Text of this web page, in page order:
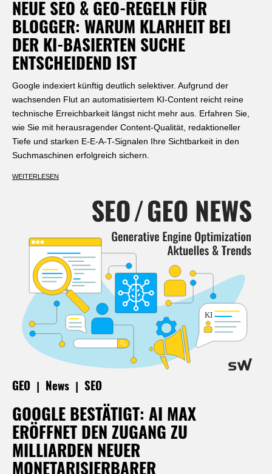
NEUE SEO & GEO-REGELN FÜR
BLOGGER: WARUM KLARHEIT BEI
DER KI-BASIERTEN SUCHE
ENTSCHEIDEND IST
Google indexiert künftig deutlich selektiver. Aufgrund der
wachsenden Flut an automatisiertem KI-Content reicht reine
technische Erreichbarkeit längst nicht mehr aus. Erfahren Sie,
wie Sie mit herausragender Content-Qualität, redaktioneller
Tiefe und starken E-E-A-T-Signalen Ihre Sichtbarkeit in den
Suchmaschinen erfolgreich sichern.
WEITERLESEN
GEO News SEO
GOOGLE BESTÄTIGT: AI MAX
ERÖFFNET DEN ZUGANG ZU
MILLIARDEN NEUER